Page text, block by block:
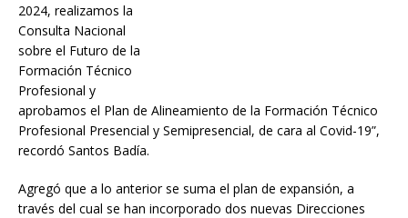
2024, realizamos la
Consulta Nacional
sobre el Futuro de la
Formación Técnico
Profesional y
aprobamos el Plan de Alineamiento de la Formación Técnico
Profesional Presencial y Semipresencial, de cara al Covid-19”,
recordó Santos Badía.
Agregó que a lo anterior se suma el plan de expansión, a
través del cual se han incorporado dos nuevas Direcciones